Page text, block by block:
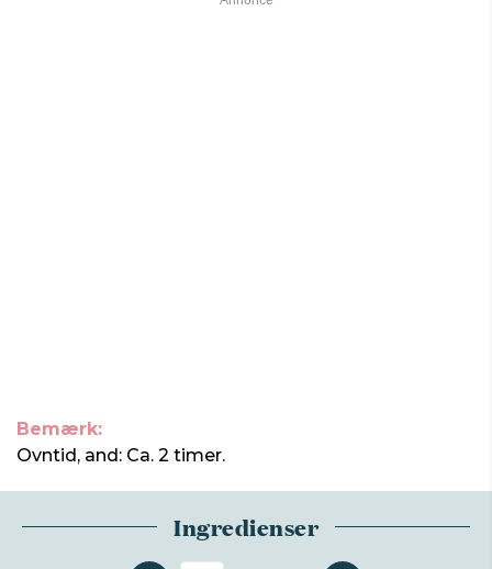
Bemærk:
Ovntid, and: Ca. 2 timer.
Ingredienser